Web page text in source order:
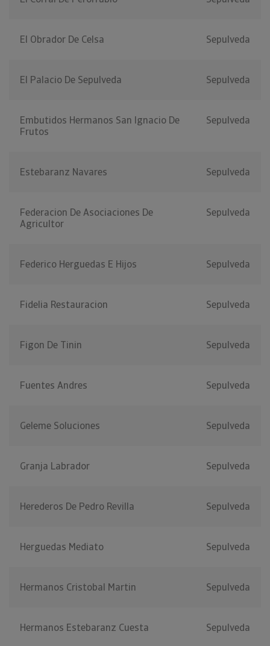
El Obrador De Celsa Sepulveda
El Palacio De Sepulveda Sepulveda
Embutidos Hermanos San Ignacio De
Frutos
Sepulveda
Estebaranz Navares Sepulveda
Federacion De Asociaciones De
Agricultor
Sepulveda
Federico Herguedas E Hijos Sepulveda
Fidelia Restauracion Sepulveda
Figon De Tinin Sepulveda
Fuentes Andres Sepulveda
Geleme Soluciones Sepulveda
Granja Labrador Sepulveda
Herederos De Pedro Revilla Sepulveda
Herguedas Mediato Sepulveda
Hermanos Cristobal Martin Sepulveda
Hermanos Estebaranz Cuesta Sepulveda